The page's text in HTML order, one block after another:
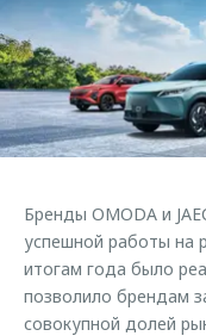
Страхование
Кредитный
Аксессуары
Одежда и сувениры
Запчасти
Трейд-ин
Калькулятор трейд-ин
Клиентская
O&J Автоклуб
Клуб владельцев
Приложение O&J
Одежда и сувениры
Оригинальные
Обратная связь
Бренды OMODA и
успешной работы на
итогам года было
позволило брендам
совокупной долей